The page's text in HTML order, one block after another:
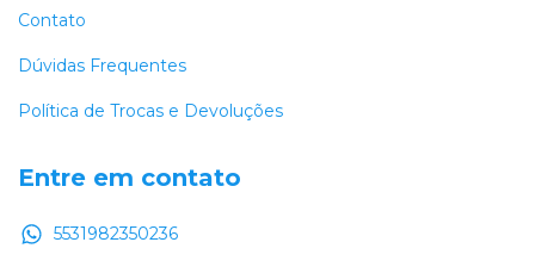
Contato
Dúvidas Frequentes
Política de Trocas e Devoluções
Entre em contato
5531982350236